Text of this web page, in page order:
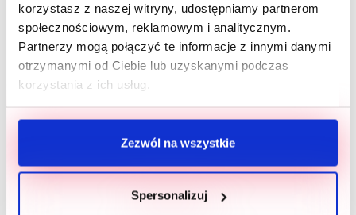
korzystasz z naszej witryny, udostępniamy partnerom
społecznościowym, reklamowym i analitycznym.
Partnerzy mogą połączyć te informacje z innymi danymi
otrzymanymi od Ciebie lub uzyskanymi podczas
korzystania z ich usług.
Zezwól na wszystkie
Spersonalizuj
w postaci wyprawek dla szczeniąt lub kociąt, aż
po bonusy za polecenie i możliwość korzystania z
wygodnej platformy zakupowej.
Ponadto, wszyscy chętni mogli zrobić sobie
całkowicie darmowe zdjęcie na naszej specjalnej,
azanowej ściance! Link do wszystkich dostępnych
zdjęć znajduje się tutaj:
Międzynarodowa wystawa psów rasowych w